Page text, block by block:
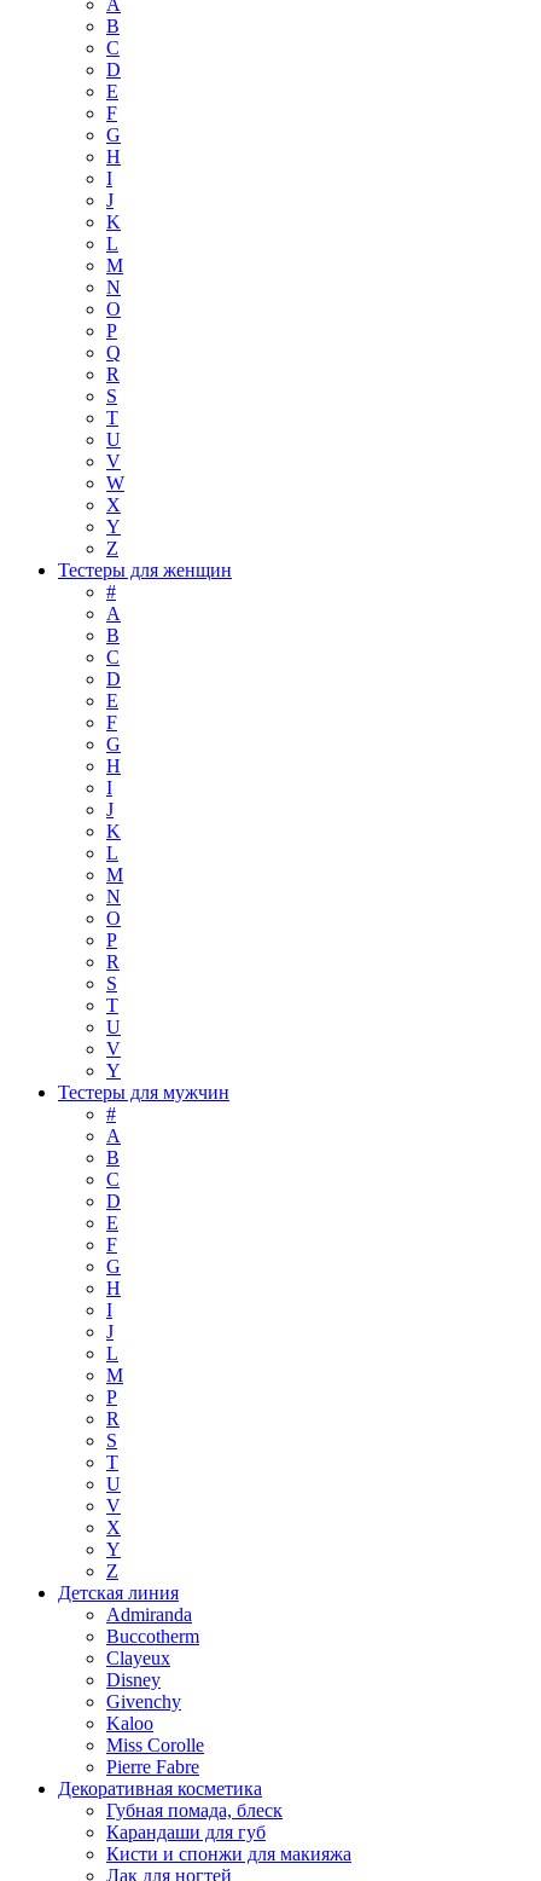
B
C
D
E
F
G
H
I
J
K
L
M
N
O
P
Q
R
S
T
U
V
W
X
Y
Z
Тестеры для женщин
#
A
B
C
D
E
F
G
H
I
J
K
L
M
N
O
P
R
S
T
U
V
Y
Тестеры для мужчин
#
A
B
C
D
E
F
G
H
I
J
L
M
P
R
S
T
U
V
X
Y
Z
Детская линия
Admiranda
Buccotherm
Clayeux
Disney
Givenchy
Kaloo
Miss Corolle
Pierre Fabre
Декоративная косметика
Губная помада, блеск
Карандаши для губ
Кисти и спонжи для макияжа
Лак для ногтей